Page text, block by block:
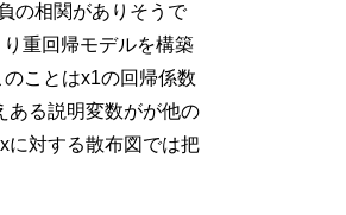
の相関がありそうで
重回帰モデルを構築
のことはx1の回帰係数
ある説明変数がが他の
xに対する散布図では把